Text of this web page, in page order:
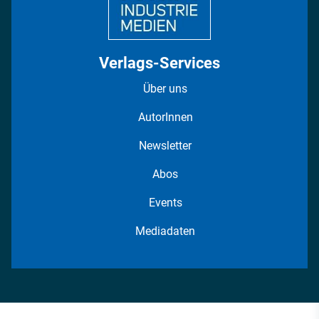
Verlags-Services
Über uns
AutorInnen
Newsletter
Abos
Events
Mediadaten